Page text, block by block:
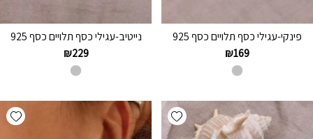
פינקי-עגילי כסף תלויים כסף 925
₪169
נייטיב-עגילי כסף תלויים כסף 925
₪229
Add wishlist